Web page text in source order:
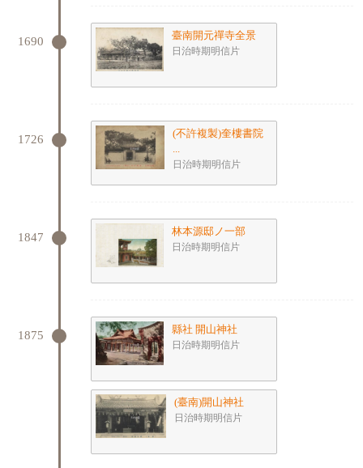
1690 臺南開元禪寺全景
日治時期明信片
1726
(不許複製)奎樓書院
...
日治時期明信片
1847 林本源邸ノ一部
日治時期明信片
1875 縣社 開山神社
日治時期明信片
(臺南)開山神社
日治時期明信片